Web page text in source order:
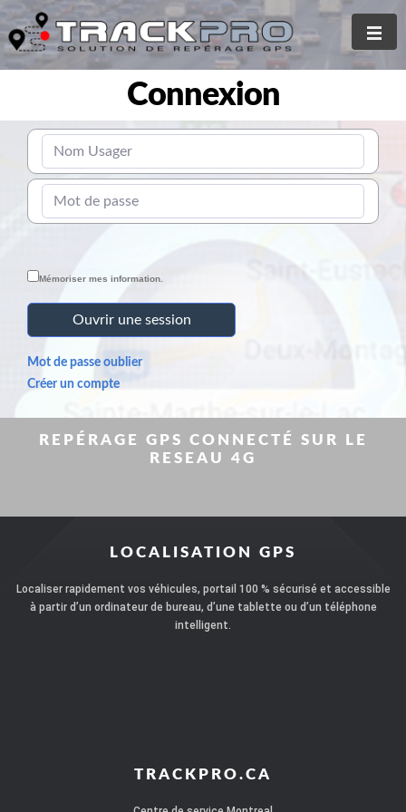
Connexion
Mémoriser mes information.
Mot de passe oublier
Créer un compte
REPÉRAGE GPS CONNECTÉ SUR LE
RESEAU 4G
LOCALISATION GPS
Localiser rapidement vos véhicules, portail 100 % sécurisé et accessible
à partir d’un ordinateur de bureau, d’une tablette ou d’un téléphone
intelligent.
TRACKPRO.CA